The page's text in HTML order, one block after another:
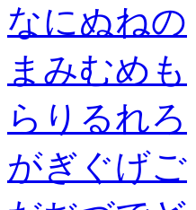
なにぬねの
ま みむめ も
ら り るれろ
がぎ ぐげご